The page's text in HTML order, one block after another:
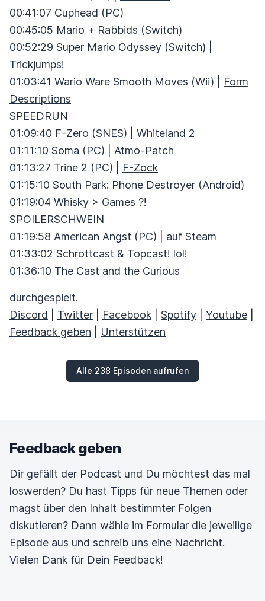
00:41:07 Cuphead (PC)
00:45:05 Mario + Rabbids (Switch)
00:52:29 Super Mario Odyssey (Switch) |
Trickjumps!
01:03:41 Wario Ware Smooth Moves (Wii) | Form
Descriptions
SPEEDRUN
01:09:40 F-Zero (SNES) | Whiteland 2
01:11:10 Soma (PC) | Atmo-Patch
01:13:27 Trine 2 (PC) | F-Zock
01:15:10 South Park: Phone Destroyer (Android)
01:19:04 Whisky > Games ?!
SPOILERSCHWEIN
01:19:58 American Angst (PC) | auf Steam
01:33:02 Schrottcast & Topcast! lol!
01:36:10 The Cast and the Curious
durchgespielt.
Discord
Twitter Facebook Spotify Youtube
Feedback geben
Unterstützen
Alle 238 Episoden aufrufen
Feedback geben
Dir gefällt der Podcast und Du möchtest das mal
loswerden? Du hast Tipps für neue Themen oder
magst über den Inhalt bestimmter Folgen
diskutieren? Dann wähle im Formular die jeweilige
Episode aus und schreib uns eine Nachricht.
Vielen Dank für Dein Feedback!